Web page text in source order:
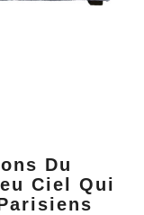
Du
Ciel Qui